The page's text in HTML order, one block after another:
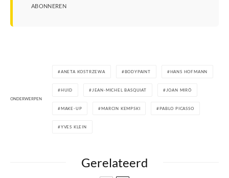
ABONNEREN
ONDERWERPEN
ANETA KOSTRZEWA BODYPAINT HANS HOFMANN
HUID JEAN-MICHEL BASQUIAT JOAN MIRÓ
MAKE-UP MARCIN KEMPSKI PABLO PICASSO
YVES KLEIN
Gerelateerd